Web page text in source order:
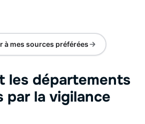
à mes sources préférées
les départements
par la vigilance